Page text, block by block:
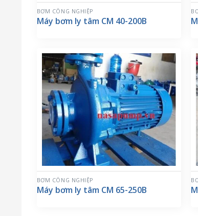
BƠM CÔNG NGHIỆP
Máy bơm ly tâm CM 40-200B
BƠM CÔNG NGHIỆP
Máy bơm ly tâm CM 65-250B